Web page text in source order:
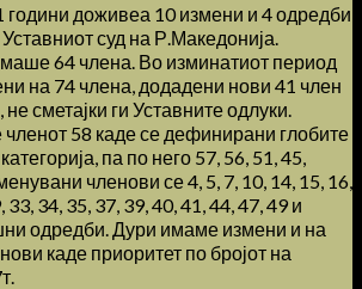
години доживеа 10 измени и 4 одредби
суд на Р.Македонија.
64 члена. Во изминатиот период
на 74 члена, додадени нови 41 член
сметајки ги Уставните одлуки.
58 каде се дефинирани глобите
па по него 57, 56, 51, 45,
членови се 4, 5, 7, 10, 14, 15, 16,
33, 34, 35, 37, 39, 40, 41, 44, 47, 49 и
одредби. Дури имаме измени и на
каде приоритет по бројот на